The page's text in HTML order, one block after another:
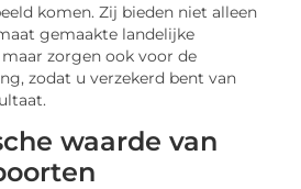
komen. Zij bieden niet alleen
gemaakte landelijke
zorgen ook voor de
zodat u verzekerd bent van
waarde van